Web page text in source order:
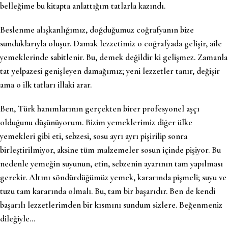
belleğime bu kitapta anlattığım tatlarla kazındı.
Beslenme alışkanlığımız, doğduğumuz coğrafyanın bize
sunduklarıyla oluşur. Damak lezzetimiz o coğrafyada gelişir, aile
yemeklerinde sabitlenir. Bu, demek değildir ki gelişmez. Zamanla
tat yelpazesi genişleyen damağımız; yeni lezzetler tanır, değişir
ama o ilk tatları illaki arar.
Ben, Türk hanımlarının gerçekten birer profesyonel aşçı
olduğunu düşünüyorum. Bizim yemeklerimiz diğer ülke
yemekleri gibi eti, sebzesi, sosu ayrı ayrı pişirilip sonra
birleştirilmiyor, aksine tüm malzemeler sosun içinde pişiyor. Bu
nedenle yemeğin suyunun, etin, sebzenin ayarının tam yapılması
gerekir. Altını söndürdüğümüz yemek, kararında pişmeli; suyu ve
tuzu tam kararında olmalı. Bu, tam bir başarıdır. Ben de kendi
başarılı lezzetlerimden bir kısmını sundum sizlere. Beğenmeniz
dileğiyle…